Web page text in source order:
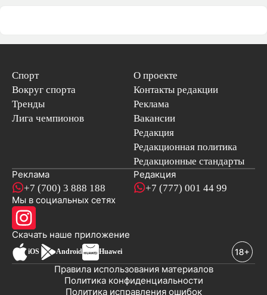
Спорт
Вокруг спорта
Тренды
Лига чемпионов
О проекте
Контакты редакции
Реклама
Вакансии
Редакция
Редакционная политика
Редакционные стандарты
Реклама
+7 (700) 3 888 188
Редакция
+7 (777) 001 44 99
Мы в социальных сетях
Скачать наше приложениеновостей
iOS Android Huawei
Политика исправления ошибок
Политика конфиденциальности
Правила использования материалов